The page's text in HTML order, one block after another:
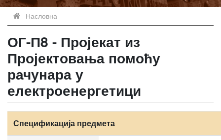
Насловна
ОГ-П8 - Пројекат из
Пројектовања помоћу
рачунара у
електроенергетици
Спецификација предмета